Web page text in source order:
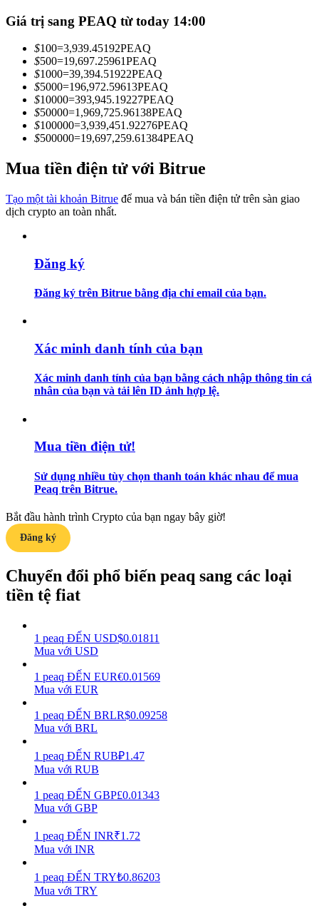
Thông tin
Hướng dẫn
Học cách duy trì lợi nhuận
Power Piggy
Làm cho tài sản của bạn tăng giá trị đều đặn
Giá trị sang PEAQ từ today 14:00
$100=3,939.45192PEAQ
$500=19,697.25961PEAQ
$1000=39,394.51922PEAQ
$5000=196,972.59613PEAQ
$10000=393,945.19227PEAQ
$50000=1,969,725.96138PEAQ
$100000=3,939,451.92276PEAQ
$500000=19,697,259.61384PEAQ
Mua tiền điện tử với Bitrue
Tạo một tài khoản Bitrue để mua và bán tiền điện tử trên sàn giao
dịch crypto an toàn nhất.
Đăng ký
Đăng ký trên Bitrue bằng địa chỉ email của bạn.
Xác minh danh tính của bạn
Xác minh danh tính của bạn bằng cách nhập thông tin cá
nhân của bạn và tải lên ID ảnh hợp lệ.
Mua tiền điện tử!
Sử dụng nhiều tùy chọn thanh toán khác nhau để mua
Peaq trên Bitrue.
Bắt đầu hành trình Crypto của bạn ngay bây giờ!
Đăng ký
Chuyển đổi phổ biến peaq sang các loại
tiền tệ fiat
1 peaq ĐẾN USD$0.01811
Mua với USD
1 peaq ĐẾN EUR€0.01569
Mua với EUR
1 peaq ĐẾN BRLR$0.09258
Mua với BRL
1 peaq ĐẾN RUB₽1.47
Mua với RUB
1 peaq ĐẾN GBP£0.01343
Mua với GBP
1 peaq ĐẾN INR₹1.72
Mua với INR
1 peaq ĐẾN TRY₺0.86203
Mua với TRY